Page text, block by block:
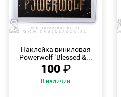
Наклейка виниловая
Powerwolf "Blessed &...
100 ₽
В наличии